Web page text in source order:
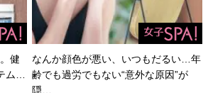
健
ム…
なんか顔色が悪い、いつもだるい…年
齢でも過労でもない“意外な原因”が
隠…